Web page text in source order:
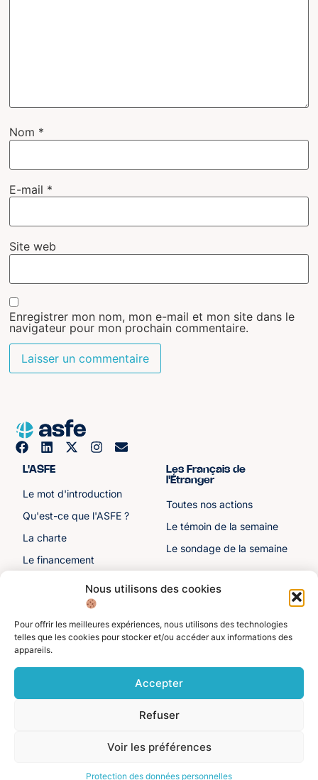
Nous utilisons des cookies
Pour offrir les meilleures expériences, nous utilisons des technologies
telles que les cookies pour stocker et/ou accéder aux informations des
appareils.
Accepter
Refuser
Voir les préférences
Protection des données personnelles
Nom *
E-mail *
Site web
Enregistrer mon nom, mon e-mail et mon site dans le
navigateur pour mon prochain commentaire.
L'ASFE
Le mot d'introduction
Qu'est-ce que l'ASFE ?
La charte
Le financement
Les sénateurs
Les Français de
l'Étranger
Toutes nos actions
Le témoin de la semaine
Le sondage de la semaine
Autre liens
Toutes les ressources
Contactez-nous
Divers
personnelles
Mentions légales
©️ Alliance Solidaire des Français de l'Étranger. Tous droits réservés 2025.